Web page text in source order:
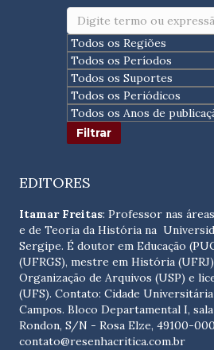
EDITORES
Itamar Freitas: Professor nas
e de Teoria da História na
Sergipe. É doutor em Educação
(UFRGS), mestre em História
Organização de Arquivos (USP) e
(UFS). Contato: Cidade
Campos. Bloco Departamental I,
Rondon, S/N - Rosa Elze, 49100-
contato@resenhacritica.com.br